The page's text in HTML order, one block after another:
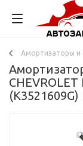
Амортизаторы и
(K3521609G)